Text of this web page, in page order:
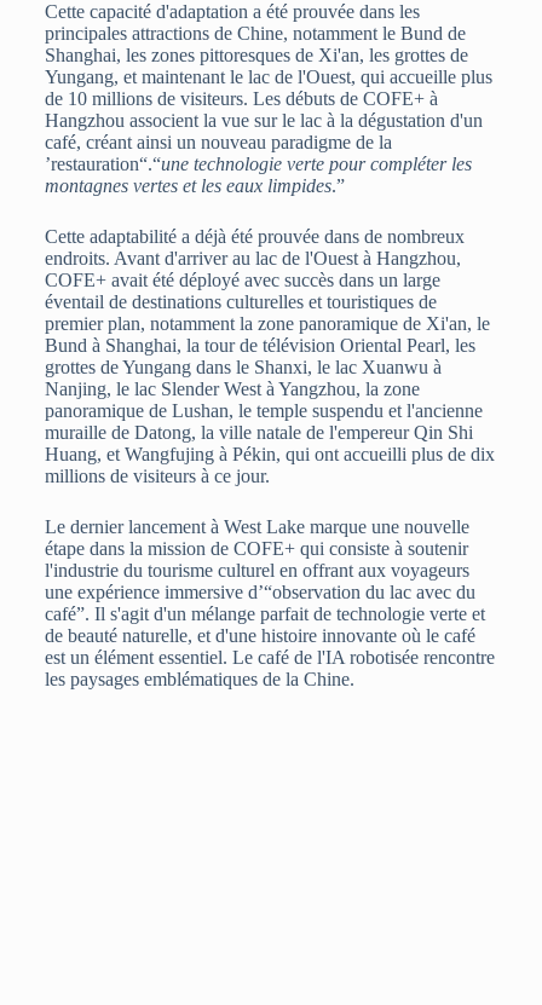
Cette capacité d'adaptation a été prouvée dans les
principales attractions de Chine, notamment le Bund de
Shanghai, les zones pittoresques de Xi'an, les grottes de
Yungang, et maintenant le lac de l'Ouest, qui accueille plus
de 10 millions de visiteurs. Les débuts de COFE+ à
Hangzhou associent la vue sur le lac à la dégustation d'un
café, créant ainsi un nouveau paradigme de la
’restauration“.“une technologie verte pour compléter les
montagnes vertes et les eaux limpides.”
Cette adaptabilité a déjà été prouvée dans de nombreux
endroits. Avant d'arriver au lac de l'Ouest à Hangzhou,
COFE+ avait été déployé avec succès dans un large
éventail de destinations culturelles et touristiques de
premier plan, notamment la zone panoramique de Xi'an, le
Bund à Shanghai, la tour de télévision Oriental Pearl, les
grottes de Yungang dans le Shanxi, le lac Xuanwu à
Nanjing, le lac Slender West à Yangzhou, la zone
panoramique de Lushan, le temple suspendu et l'ancienne
muraille de Datong, la ville natale de l'empereur Qin Shi
Huang, et Wangfujing à Pékin, qui ont accueilli plus de dix
millions de visiteurs à ce jour.
Le dernier lancement à West Lake marque une nouvelle
étape dans la mission de COFE+ qui consiste à soutenir
l'industrie du tourisme culturel en offrant aux voyageurs
une expérience immersive d’“observation du lac avec du
café”. Il s'agit d'un mélange parfait de technologie verte et
de beauté naturelle, et d'une histoire innovante où le café
est un élément essentiel. Le café de l'IA robotisée rencontre
les paysages emblématiques de la Chine.